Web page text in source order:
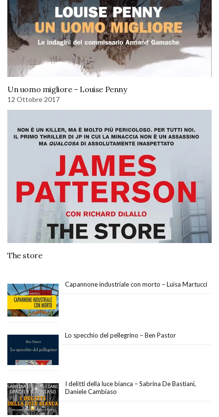
Un uomo migliore – Louise Penny
12 Ottobre 2017
The store
Capannone industriale con morto – Luisa Martucci
Lo specchio del pellegrino – Ben Pastor
I delitti della luce bianca – Sabrina De Bastiani,
Daniele Cambiaso